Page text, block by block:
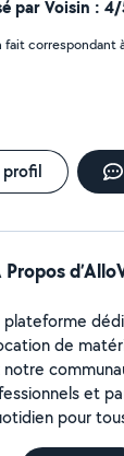
par Voisin :
fait correspondant
profil
Propos
plateforme
de
notre
et
pour